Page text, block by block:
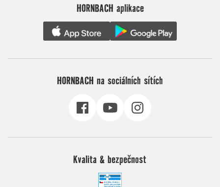
HORNBACH aplikace
HORNBACH na sociálních sítích
Kvalita & bezpečnost